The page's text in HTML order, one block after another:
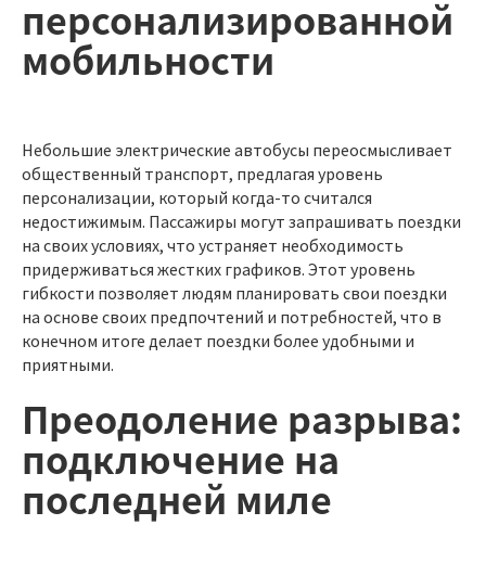
персонализированной
мобильности
Небольшие электрические автобусы переосмысливает
общественный транспорт, предлагая уровень
персонализации, который когда-то считался
недостижимым. Пассажиры могут запрашивать поездки
на своих условиях, что устраняет необходимость
придерживаться жестких графиков. Этот уровень
гибкости позволяет людям планировать свои поездки
на основе своих предпочтений и потребностей, что в
конечном итоге делает поездки более удобными и
приятными.
Преодоление разрыва:
подключение на
последней миле